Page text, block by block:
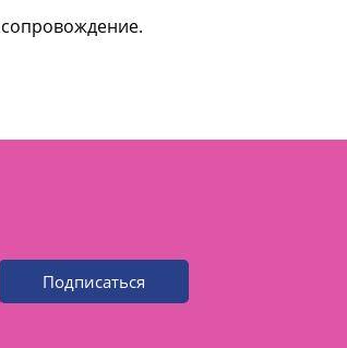
Подписаться